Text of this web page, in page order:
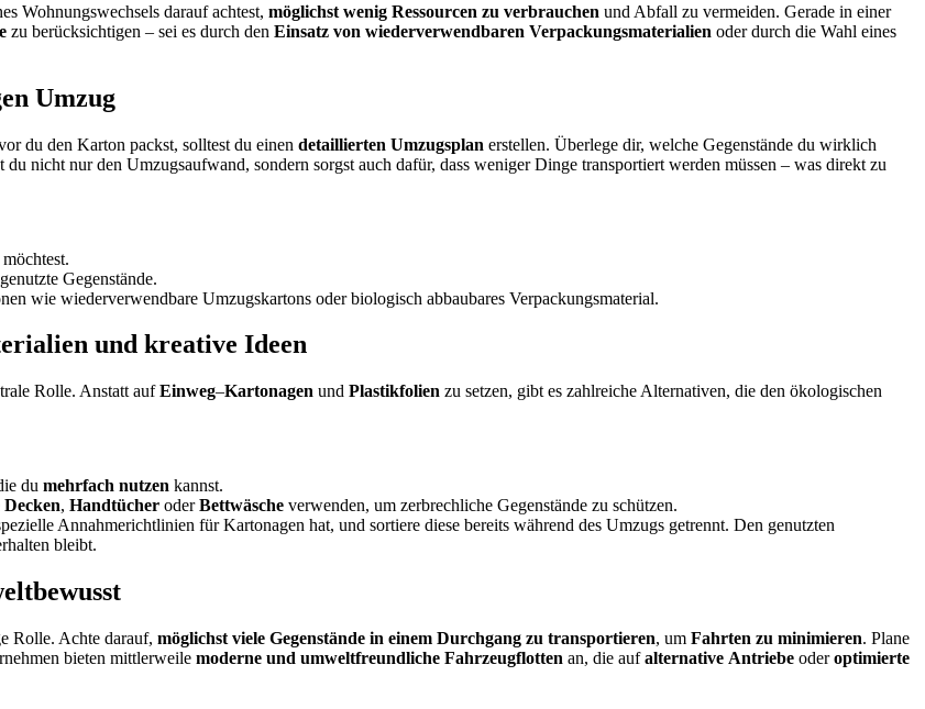
Wohnungswechsels darauf achtest, möglichst wenig Ressourcen zu verbrauchen und Abfall zu vermeiden. Gerade in einer
zu berücksichtigen – sei es durch den Einsatz von wiederverwendbaren Verpackungsmaterialien oder durch die Wahl eines
Umzug
du den Karton packst, solltest du einen detaillierten Umzugsplan erstellen. Überlege dir, welche Gegenstände du wirklich
du nicht nur den Umzugsaufwand, sondern sorgst auch dafür, dass weniger Dinge transportiert werden müssen – was direkt zu
Gegenstände.
wie wiederverwendbare Umzugskartons oder biologisch abbaubares Verpackungsmaterial.
und kreative Ideen
Rolle. Anstatt aufEinweg–Kartonagen und Plastikfolien zu setzen, gibt es zahlreiche Alternativen, die den ökologischen
du mehrfach nutzen kannst.
Decken, Handtücher oderBettwäsche verwenden, um zerbrechliche Gegenstände zu schützen.
Annahmerichtlinien für Kartonagen hat, und sortiere diese bereits während des Umzugs getrennt. Den genutzten
bleibt.
Rolle. Achte darauf, möglichst viele Gegenstände in einem Durchgang zu transportieren, um Fahrten zu minimieren. Plane
bieten mittlerweile moderne und umweltfreundliche Fahrzeugflotten an, die aufalternative Antriebe oderoptimierte